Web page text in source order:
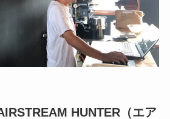
HUNTER（エア